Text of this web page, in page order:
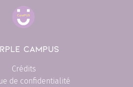
CAMPUS
Crédits
de confidentialité